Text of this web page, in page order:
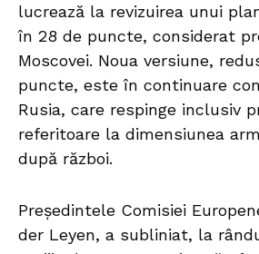
lucrează la revizuirea unui
în 28 de puncte, considerat
Moscovei. Noua versiune,
puncte, este în continuare
Rusia, care respinge inclusiv
referitoare la dimensiunea
după război.
Președintele Comisiei
der Leyen, a subliniat, la